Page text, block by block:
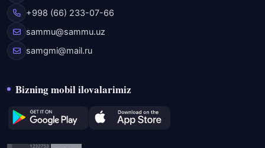
+998 (66) 233-07-66
sammu@sammu.uz
samgmi@mail.ru
Bizning mobil ilovalarimiz